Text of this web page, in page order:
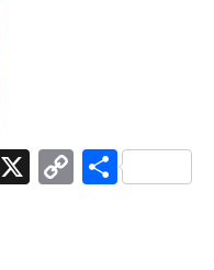
X
CopyPartager